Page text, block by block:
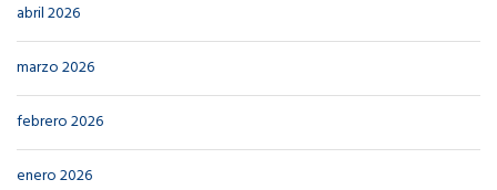
abril 2026
marzo 2026
febrero 2026
enero 2026